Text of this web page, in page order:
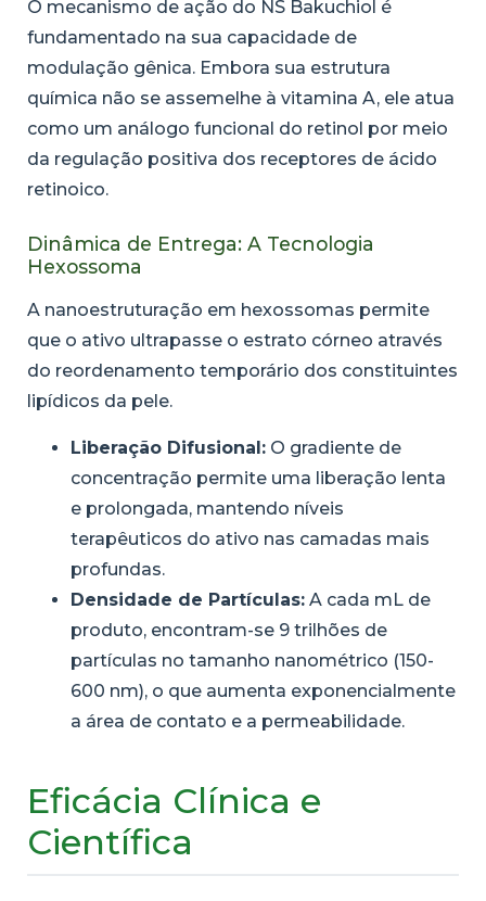
O mecanismo de ação do NS Bakuchiol é
fundamentado na sua capacidade de
modulação gênica. Embora sua estrutura
química não se assemelhe à vitamina A, ele atua
como um análogo funcional do retinol por meio
da regulação positiva dos receptores de ácido
retinoico.
Dinâmica de Entrega: A Tecnologia
Hexossoma
A nanoestruturação em hexossomas permite
que o ativo ultrapasse o estrato córneo através
do reordenamento temporário dos constituintes
lipídicos da pele.
Liberação Difusional: O gradiente de
concentração permite uma liberação lenta
e prolongada, mantendo níveis
terapêuticos do ativo nas camadas mais
profundas.
Densidade de Partículas: A cada mL de
produto, encontram-se 9 trilhões de
partículas no tamanho nanométrico (150-
600 nm), o que aumenta exponencialmente
a área de contato e a permeabilidade.
Eficácia Clínica e
Científica